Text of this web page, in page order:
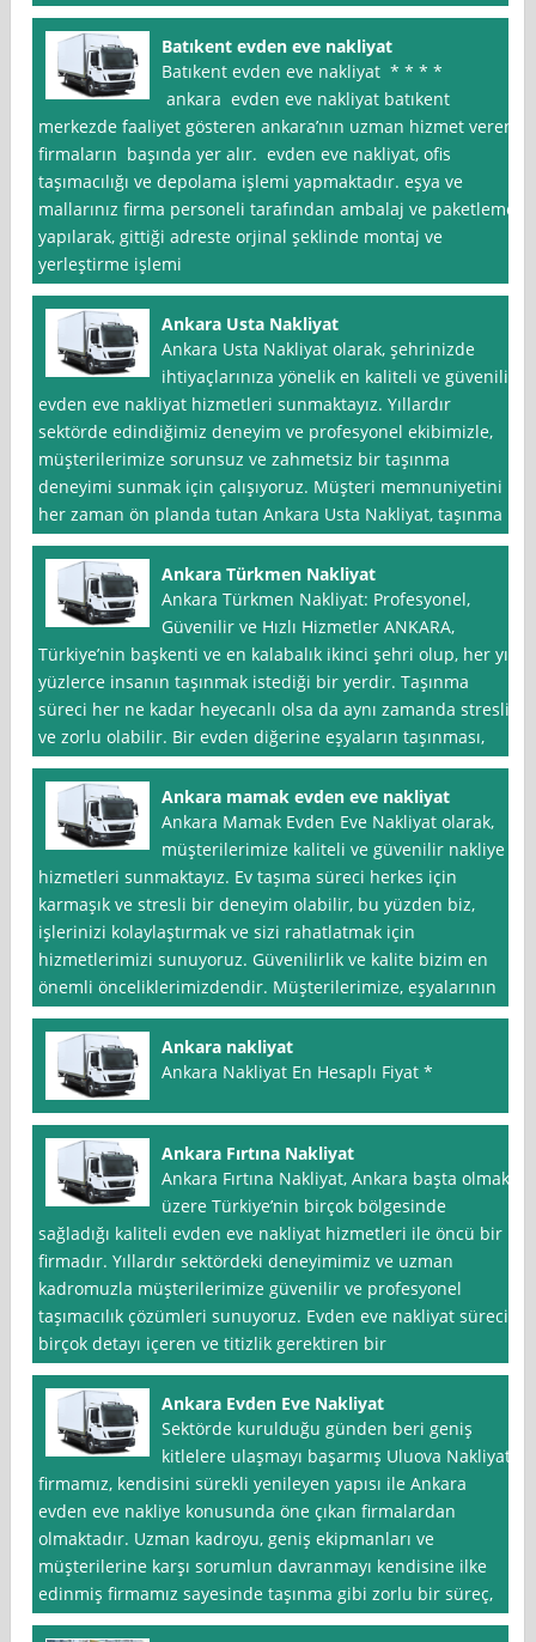
Batıkent evden eve nakliyat
Batıkent evden eve nakliyat * * * *
ankara evden eve nakliyat batıkent
merkezde faaliyet gösteren ankara’nın uzman hizmet veren
firmaların başında yer alır. evden eve nakliyat, ofis
taşımacılığı ve depolama işlemi yapmaktadır. eşya ve
mallarınız firma personeli tarafından ambalaj ve paketleme
yapılarak, gittiği adreste orjinal şeklinde montaj ve
yerleştirme işlemi
Ankara Usta Nakliyat
Ankara Usta Nakliyat olarak, şehrinizde
ihtiyaçlarınıza yönelik en kaliteli ve güvenilir
evden eve nakliyat hizmetleri sunmaktayız. Yıllardır
sektörde edindiğimiz deneyim ve profesyonel ekibimizle,
müşterilerimize sorunsuz ve zahmetsiz bir taşınma
deneyimi sunmak için çalışıyoruz. Müşteri memnuniyetini
her zaman ön planda tutan Ankara Usta Nakliyat, taşınma
Ankara Türkmen Nakliyat
Ankara Türkmen Nakliyat: Profesyonel,
Güvenilir ve Hızlı Hizmetler ANKARA,
Türkiye’nin başkenti ve en kalabalık ikinci şehri olup, her yıl
yüzlerce insanın taşınmak istediği bir yerdir. Taşınma
süreci her ne kadar heyecanlı olsa da aynı zamanda stresli
ve zorlu olabilir. Bir evden diğerine eşyaların taşınması,
Ankara mamak evden eve nakliyat
Ankara Mamak Evden Eve Nakliyat olarak,
müşterilerimize kaliteli ve güvenilir nakliye
hizmetleri sunmaktayız. Ev taşıma süreci herkes için
karmaşık ve stresli bir deneyim olabilir, bu yüzden biz,
işlerinizi kolaylaştırmak ve sizi rahatlatmak için
hizmetlerimizi sunuyoruz. Güvenilirlik ve kalite bizim en
önemli önceliklerimizdendir. Müşterilerimize, eşyalarının
Ankara nakliyat
Ankara Nakliyat En Hesaplı Fiyat *
Ankara Fırtına Nakliyat
Ankara Fırtına Nakliyat, Ankara başta olmak
üzere Türkiye’nin birçok bölgesinde
sağladığı kaliteli evden eve nakliyat hizmetleri ile öncü bir
firmadır. Yıllardır sektördeki deneyimimiz ve uzman
kadromuzla müşterilerimize güvenilir ve profesyonel
taşımacılık çözümleri sunuyoruz. Evden eve nakliyat süreci
birçok detayı içeren ve titizlik gerektiren bir
Ankara Evden Eve Nakliyat
Sektörde kurulduğu günden beri geniş
kitlelere ulaşmayı başarmış Uluova Nakliyat
firmamız, kendisini sürekli yenileyen yapısı ile Ankara
evden eve nakliye konusunda öne çıkan firmalardan
olmaktadır. Uzman kadroyu, geniş ekipmanları ve
müşterilerine karşı sorumlun davranmayı kendisine ilke
edinmiş firmamız sayesinde taşınma gibi zorlu bir süreç,